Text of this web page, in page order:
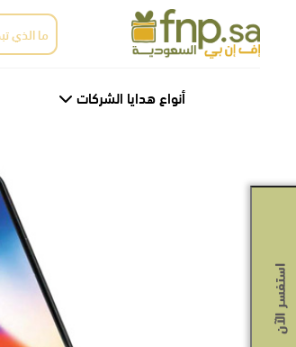
استفسر الآن
البحث
عن:
أنواع هدايا الشركات